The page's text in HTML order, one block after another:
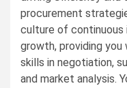
procurement
culture of continuous
growth, providing
skills in negotiation,
and market analysis.